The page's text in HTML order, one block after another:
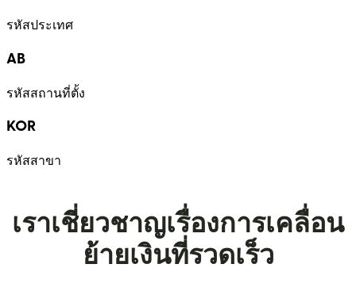
รหัสประเทศ
AB
รหัสสถานที่ตั้ง
KOR
รหัสสาขา
เราเชี่ยวชาญเรื่องการเคลื่อน
ย้ายเงินที่รวดเร็ว